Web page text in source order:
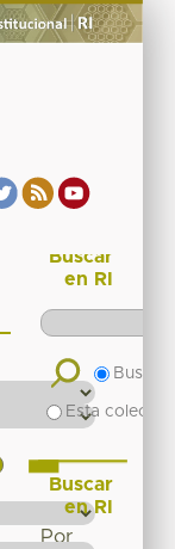
Buscar
en RI
Buscar
Esta
Buscar
en RI
Por